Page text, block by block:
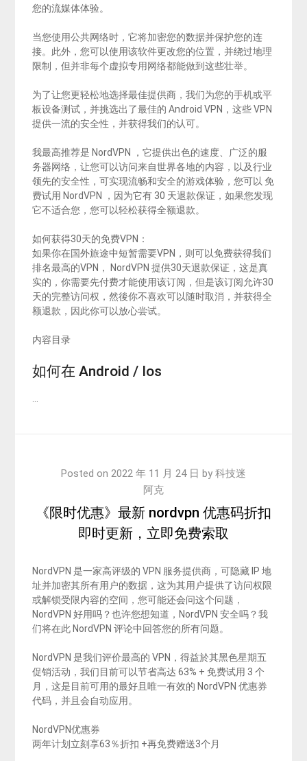
您的流媒体体验。
当您使用公共网络时，它将加密您的数据并保护您的连
接。此外，您可以使用该软件更改您的位置，并绕过地理
限制，但并非每个虚拟专用网络都能做到这些壮举。
为了让您更轻松地选择最佳提供商，我们为您的手机或平
板设备测试，并挑选出了最佳的 Android VPN，这些 VPN
提供一流的安全性，并获得我们的认可。
我最高推荐是 NordVPN ，它提供出色的速度、广泛的服
务器网络，让您可以访问来自世界各地的内容，以及行业
领先的安全性，可实现流畅和安全的游戏体验，您可以 免
费试用 NordVPN ，因为它有 30 天退款保证，如果您发现
它不适合您，您可以轻松获得全额退款。
如何获得30天的免费VPN：
如果你在国外旅途中短暂需要VPN，则可以免费获得我们
排名最高的VPN， NordVPN 提供30天退款保证，这是真
实的，你需要先付费才能使用该订阅，但是该订阅允许30
天的完整访问权，然後你不喜欢可以随时取消，并获得全
额退款，因此你可以放心尝试。
内容目录
如何在 Android / Ios
《限时优惠》最新 nordvpn 优惠码折扣
即时更新，立即免费索取
Posted on 2022 年 11 月 24 日 by 科技迷
阿克
NordVPN 是一家高评级的 VPN 服务提供商，可隐藏 IP 地
址并加密其所有用户的数据，这为其用户提供了访问权限
或解锁受限内容的空间，您可能还会问这个问题，
NordVPN 好用吗？也许您想知道，NordVPN 安全吗？我
们将在此 NordVPN 评论中回答您的所有问题。
NordVPN 是我们评价最高的 VPN，得益於其黑色星期五
促销活动，我们目前可以节省高达 63% + 免费试用 3 个
月，这是目前可用的最好且唯一有效的 NordVPN 优惠券
代码，并且会自动应用。
NordVPN优惠券
两年计划立刻享63％折扣 +再免费赠送3个月